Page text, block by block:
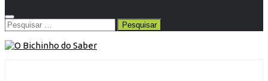
Pesquisar
por: